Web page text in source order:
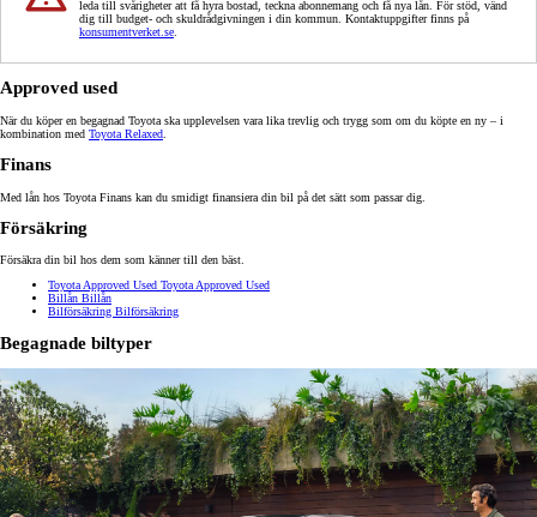
leda till svårigheter att få hyra bostad, teckna abonnemang och få nya lån. För stöd, vänd
dig till budget- och skuldrådgivningen i din kommun. Kontaktuppgifter finns på
konsumentverket.se
Approved used
När du köper en begagnad Toyota ska upplevelsen vara lika trevlig och trygg som om du köpte en ny – i
kombination med Toyota Relaxed
Finans
Med lån hos Toyota Finans kan du smidigt finansiera din bil på det sätt som passar dig.
Försäkring
Försäkra din bil hos dem som känner till den bäst.
Toyota Approved Used Toyota Approved Used
Billån Billån
Bilförsäkring Bilförsäkring
Begagnade biltyper